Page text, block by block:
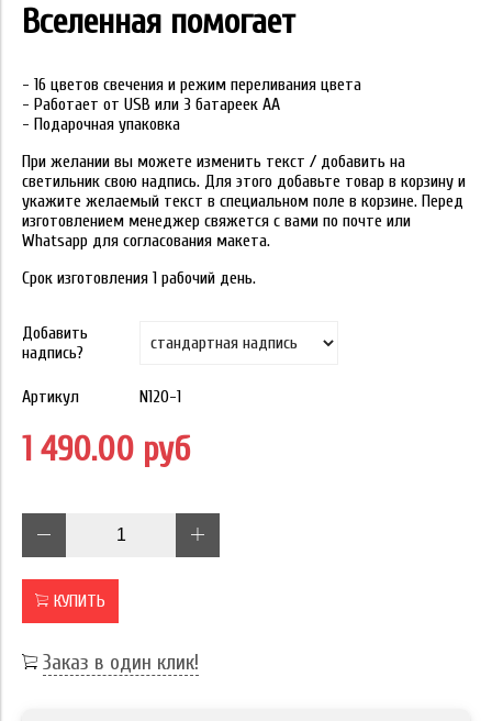
Вселенная помогает
- 16 цветов свечения и режим переливания цвета
- Работает от USB или 3 батареек АА
- Подарочная упаковка
При желании вы можете изменить текст / добавить на
светильник свою надпись. Для этого добавьте товар в корзину и
укажите желаемый текст в специальном поле в корзине. Перед
изготовлением менеджер свяжется с вами по почте или
Whatsapp для согласования макета.
Срок изготовления 1 рабочий день.
Добавить
надпись?
Артикул N120-1
1 490.00 руб
КУПИТЬ
Заказ в один клик!